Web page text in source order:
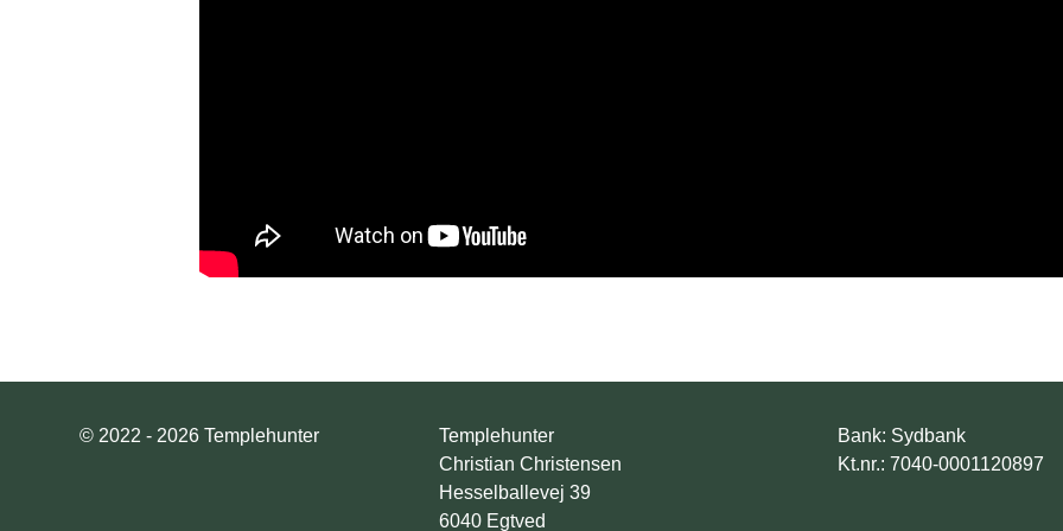
© 2022 - 2026 Templehunter
Templehunter
Christian Christensen
Hesselballevej 39
6040 Egtved
Bank: Sydbank
Kt.nr.: 7040-0001120897